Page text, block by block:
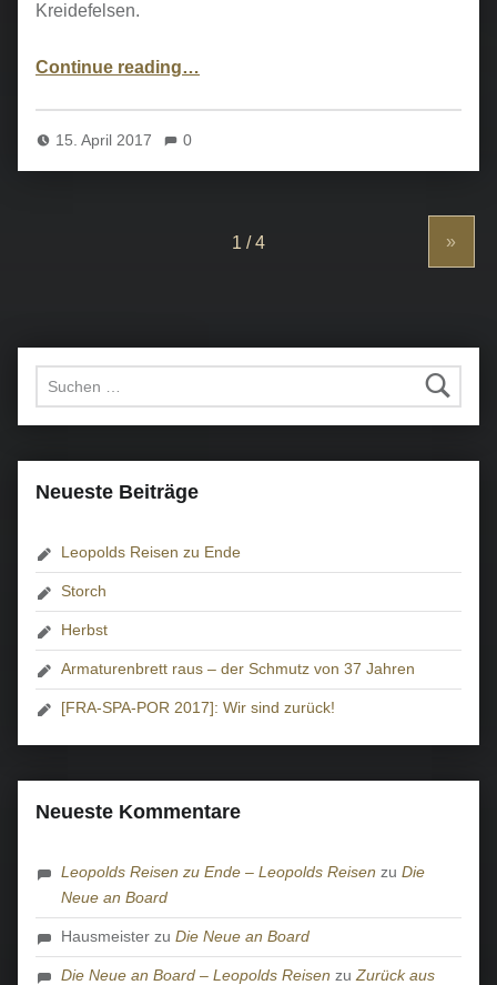
Kreidefelsen.
Continue reading…
15. April 2017 0
»
Suchen nach:
Neueste Beiträge
Leopolds Reisen zu Ende
Storch
Herbst
Armaturenbrett raus – der Schmutz von 37 Jahren
[FRA-SPA-POR 2017]: Wir sind zurück!
Neueste Kommentare
Leopolds Reisen zu Ende – Leopolds Reisen zuDie
Neue an Board
Hausmeister zuDie Neue an Board
Die Neue an Board – Leopolds Reisen zuZurück aus